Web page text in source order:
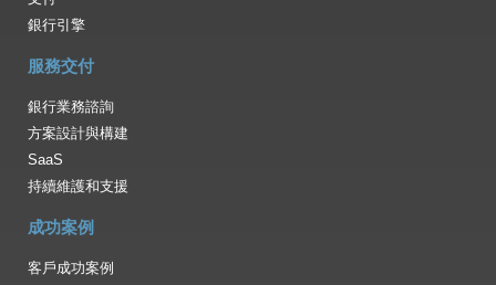
銀行引擎
服務交付
銀行業務諮詢
方案設計與構建
SaaS
持續維護和支援
成功案例
客戶成功案例